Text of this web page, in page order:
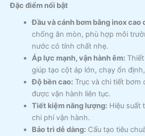
Đặc điểm nổi bật
Đầu và cánh bơm bằng inox cao
chống ăn mòn, phù hợp môi
nước có tính chất nhẹ.
Áp lực mạnh, vận hành êm:Thiết
giúp tạo cột áp lớn, chạy ổn
Độ bền cao:Trục và chi tiết bơm
được vận hành liên tục.
Tiết kiệm năng lượng:Hiệu suất
chi phí vận hành.
Bảo trì dễ dàng:Cấu tạo tiêu